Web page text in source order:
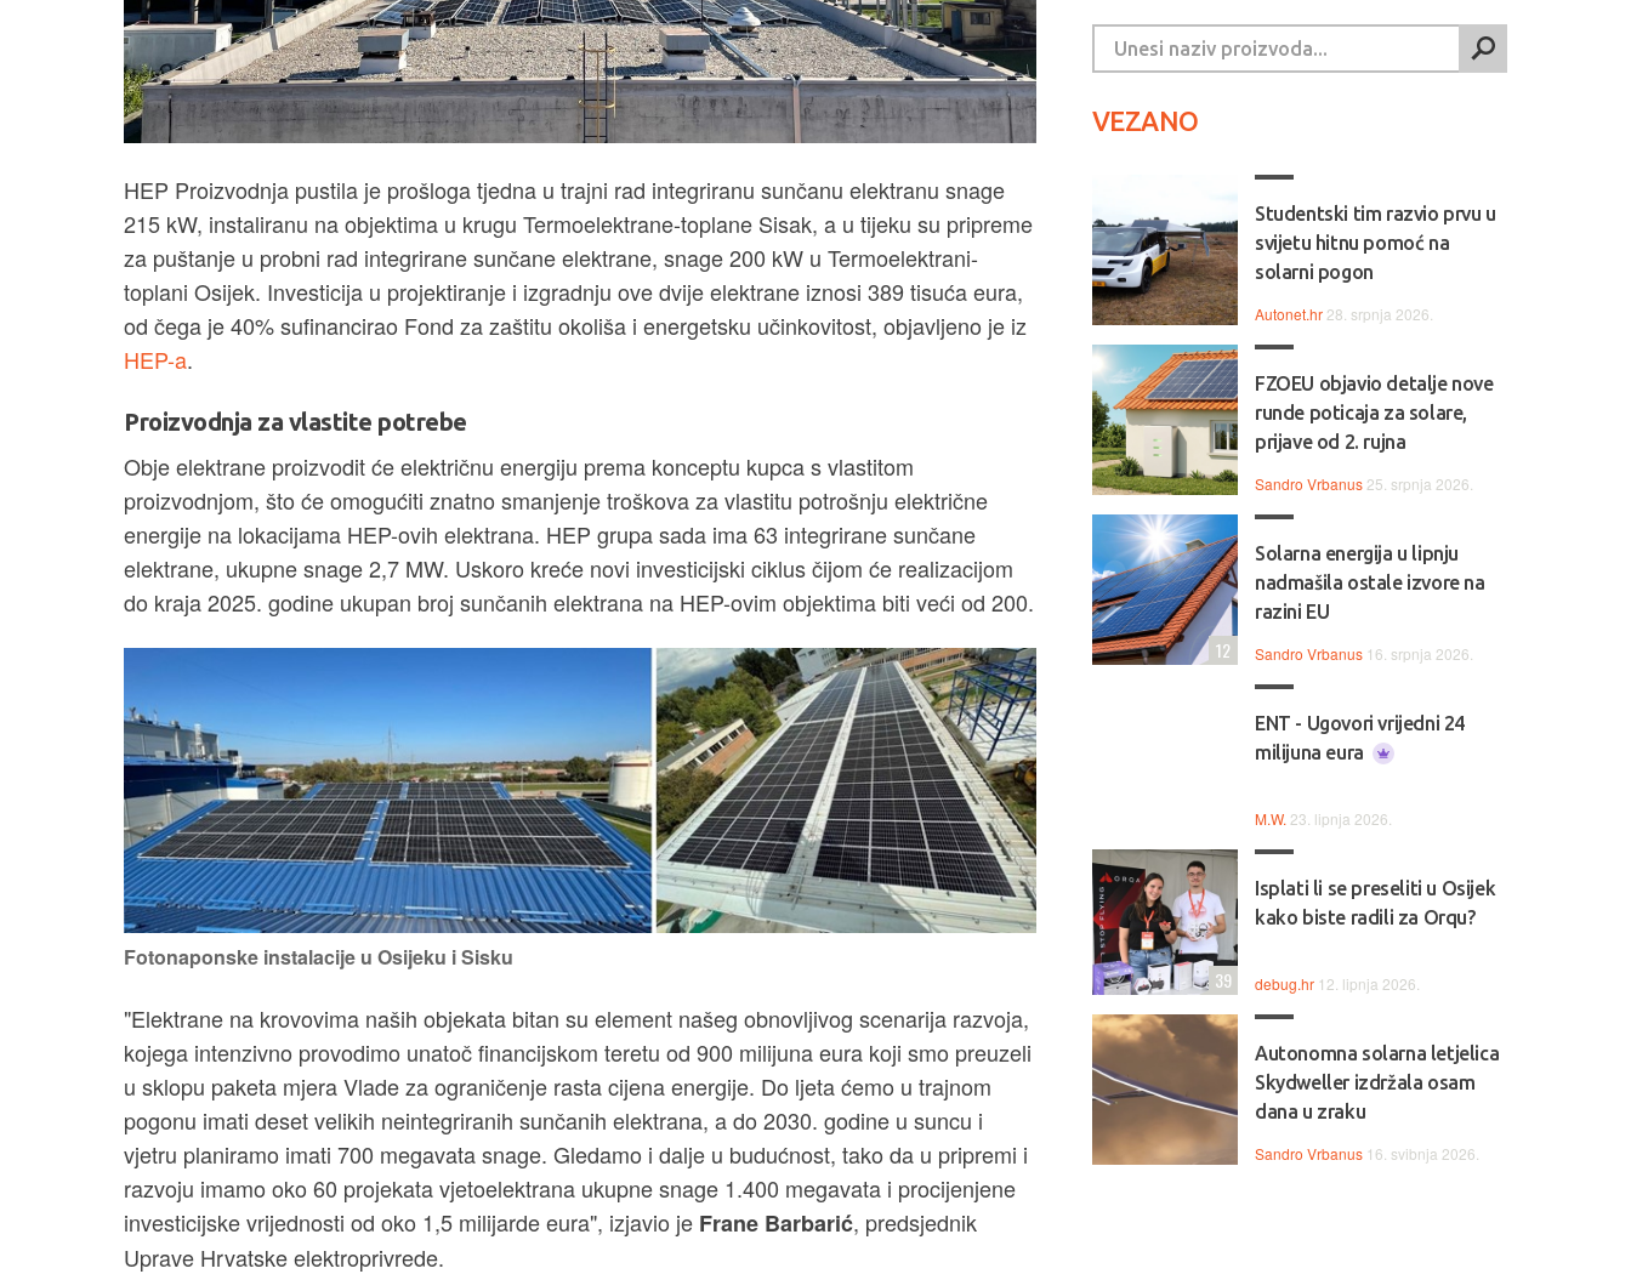
HEP Proizvodnja pustila je prošloga tjedna u trajni rad integriranu sunčanu elektranu snage
215 kW, instaliranu na objektima u krugu Termoelektrane-toplane Sisak, a u tijeku su pripreme
za puštanje u probni rad integrirane sunčane elektrane, snage 200 kW u Termoelektrani-
toplani Osijek. Investicija u projektiranje i izgradnju ove dvije elektrane iznosi 389 tisuća eura,
od čega je 40% sufinancirao Fond za zaštitu okoliša i energetsku učinkovitost, objavljeno je iz
HEP-a.
Proizvodnja za vlastite potrebe
Obje elektrane proizvodit će električnu energiju prema konceptu kupca s vlastitom
proizvodnjom, što će omogućiti znatno smanjenje troškova za vlastitu potrošnju električne
energije na lokacijama HEP-ovih elektrana. HEP grupa sada ima 63 integrirane sunčane
elektrane, ukupne snage 2,7 MW. Uskoro kreće novi investicijski ciklus čijom će realizacijom
do kraja 2025. godine ukupan broj sunčanih elektrana na HEP-ovim objektima biti veći od 200.
Fotonaponske instalacije u Osijeku i Sisku
"Elektrane na krovovima naših objekata bitan su element našeg obnovljivog scenarija razvoja,
kojega intenzivno provodimo unatoč financijskom teretu od 900 milijuna eura koji smo preuzeli
u sklopu paketa mjera Vlade za ograničenje rasta cijena energije. Do ljeta ćemo u trajnom
pogonu imati deset velikih neintegriranih sunčanih elektrana, a do 2030. godine u suncu i
vjetru planiramo imati 700 megavata snage. Gledamo i dalje u budućnost, tako da u pripremi i
razvoju imamo oko 60 projekata vjetoelektrana ukupne snage 1.400 megavata i procijenjene
investicijske vrijednosti od oko 1,5 milijarde eura", izjavio je Frane Barbarić, predsjednik
Uprave Hrvatske elektroprivrede.
VEZANO
Studentski tim razvio prvu u
svijetu hitnu pomoć na
solarni pogon
Autonet.hr 28. srpnja 2026.
FZOEU objavio detalje nove
runde poticaja za solare,
prijave od 2. rujna
Sandro Vrbanus 25. srpnja 2026.
Solarna energija u lipnju
nadmašila ostale izvore na
razini EU
Sandro Vrbanus 16. srpnja 2026.
12
ENT - Ugovori vrijedni 24
milijuna eura
M.W. 23. lipnja 2026.
Isplati li se preseliti u Osijek
kako biste radili za Orqu?
debug.hr 12. lipnja 2026.
39
Autonomna solarna letjelica
Skydweller izdržala osam
dana u zraku
Sandro Vrbanus 16. svibnja 2026.